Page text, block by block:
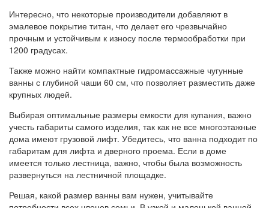
Интересно, что некоторые производители добавляют в
эмалевое покрытие титан, что делает его чрезвычайно
прочным и устойчивым к износу после термообработки при
1200 градусах.
Также можно найти компактные гидромассажные чугунные
ванны с глубиной чаши 60 см, что позволяет разместить даже
крупных людей.
Выбирая оптимальные размеры емкости для купания, важно
учесть габариты самого изделия, так как не все многоэтажные
дома имеют грузовой лифт. Убедитесь, что ванна подходит по
габаритам для лифта и дверного проема. Если в доме
имеется только лестница, важно, чтобы была возможность
развернуться на лестничной площадке.
Решая, какой размер ванны вам нужен, учитывайте